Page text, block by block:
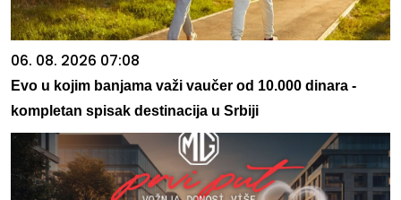
06. 08. 2026 07:08
Evo u kojim banjama važi vaučer od 10.000 dinara -
kompletan spisak destinacija u Srbiji